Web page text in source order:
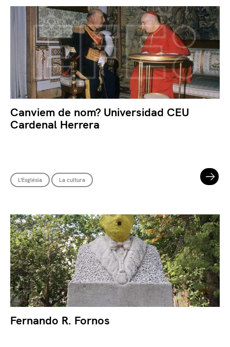
Canviem de nom? Universidad CEU
Cardenal Herrera
L'Església La cultura
Fernando R. Fornos